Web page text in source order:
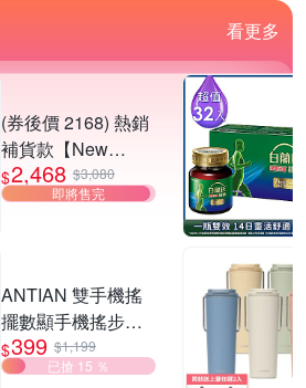
看更多
(券後價 2168) 熱銷
補貨款【New
Balance】復古運動
鞋_中性_白銀
$2,468 $3,080
即將售完
ANTIAN 雙手機搖
擺數顯手機搖步機
靜音自動計步器 搖
步器 刷步數神器 搖
$399 $1,199
已搶 15 ％